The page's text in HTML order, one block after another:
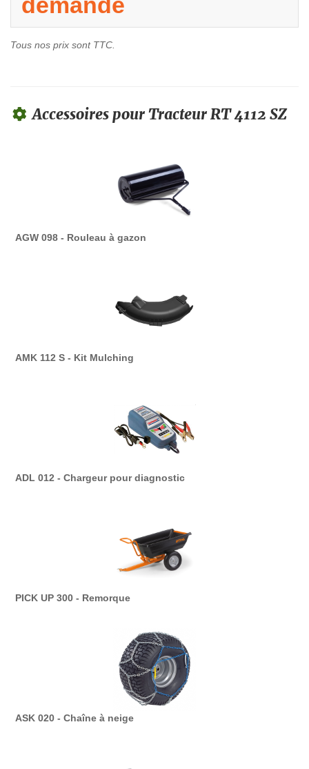
demande
Tous nos prix sont TTC.
Accessoires pour Tracteur RT 4112 SZ
AGW 098 - Rouleau à gazon
AMK 112 S - Kit Mulching
ADL 012 - Chargeur pour diagnostic
PICK UP 300 - Remorque
ASK 020 - Chaîne à neige